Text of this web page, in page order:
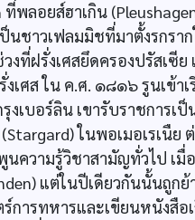
ลอยส์ฮาเกิน
นชาวเฟลมมิชที่มาตั้งรกร
งที่ฝรั่งเศสยึดครองปรัสเซี
เศส ใน ค.ศ. ๑๘๑๖ รูนเข้า
งเบอร์ลิน เขารับราชการ
ในพอเมอเรเนื
ความรู้วิชาสามัญทั่วไป เมื่
แต่ในปีเดียวกันนั้นถูกย้
การทหารและเขียนหนังสือ